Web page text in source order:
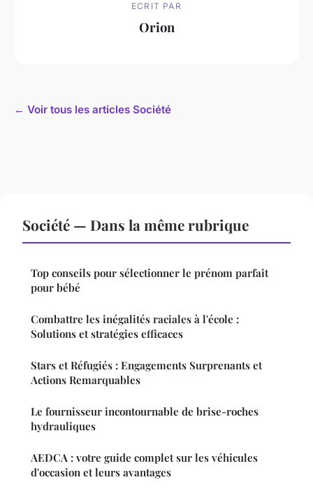
ECRIT PAR
Orion
← Voir tous les articles Société
Société — Dans la même rubrique
Top conseils pour sélectionner le prénom parfait
pour bébé
Combattre les inégalités raciales à l'école :
Solutions et stratégies efficaces
Stars et Réfugiés : Engagements Surprenants et
Actions Remarquables
Le fournisseur incontournable de brise-roches
hydrauliques
AEDCA : votre guide complet sur les véhicules
d'occasion et leurs avantages